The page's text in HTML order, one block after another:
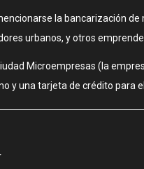
la bancarización
urbanos, y otros
Microempresas (la
y una tarjeta de crédito para